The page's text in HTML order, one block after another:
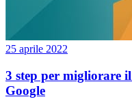
25 aprile 2022
3 step per migliorare
Google